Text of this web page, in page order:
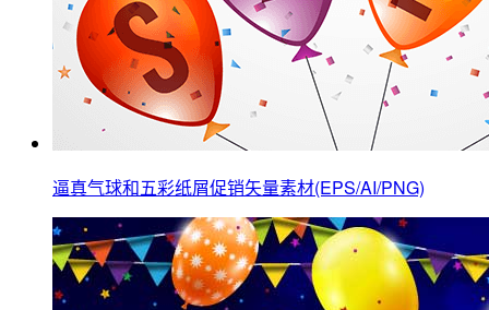
逼真气球和五彩纸屑促销矢量素材(EPS/AI/PNG)